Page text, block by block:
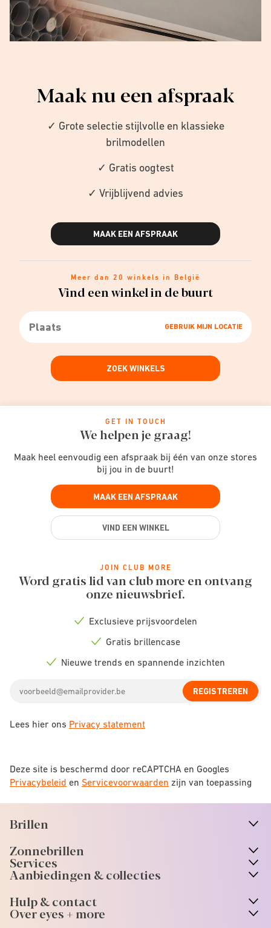
Maak nu een afspraak
✓ Grote selectie stijlvolle en klassieke
brilmodellen
✓ Gratis oogtest
✓ Vrijblijvend advies
MAAK EEN AFSPRAAK
Meer dan 20 winkels in België
Vind een winkel in de buurt
GEBRUIK MIJN LOCATIE
ZOEK WINKELS
GET IN TOUCH
We helpen je graag!
Maak heel eenvoudig een afspraak bij één van onze stores
bij jou in de buurt!
MAAK EEN AFSPRAAK
VIND EEN WINKEL
JOIN CLUB MORE
Word gratis lid van club more en ontvang
onze nieuwsbrief.
icon
Exclusieve prijsvoordelen
icon
Gratis brillencase
Nieuwe trends en spannende inzichten
address
REGISTREREN
Lees hier ons Privacy statement
Deze site is beschermd door reCAPTCHA en Googles
Privacybeleid en Servicevoorwaarden zijn van toepassing
Brillen
Zonnebrillen
Services
Aanbiedingen & collecties
Hulp & contact
Over eyes + more